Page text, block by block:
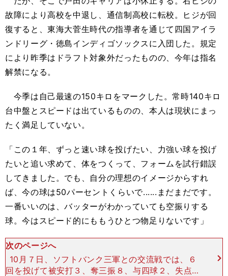
故障により高校を中退し、通信制高校に転校。ヒジが回
復すると、東海大菅生時代の指導者を通じて四国アイラ
ンドリーグ・徳島インディゴソックスに入団した。規定
により昨季はドラフト対象外だったものの、今年は指名
解禁になる。
今季は自己最速の150キロをマークした。常時140キロ
台中盤とスピードは出ているものの、本人は現状にまっ
たく満足していない。
「この１年、ずっと速い球を投げたい、力強い球を投げ
たいと追い求めて、体をつくって、フォームを試行錯誤
してきました。でも、自分の理想のイメージからすれ
ば、今の球は50パーセントくらいで......まだまだです。
一番いいのは、バッターがわかっていても空振りする
球。今はスピード的にももうひとつ物足りないです」
次のページへ
10月７日、ソフトバンク三軍との交流戦では、６
回を投げて被安打３、奪三振８、与四球２、失点１